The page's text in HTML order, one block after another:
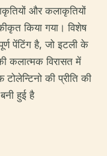
और कलाकृतियों
किया गया। विशेष
पेंटिंग है, जो इटली के
कलात्मक विरासत में
की प्रीति की
हुई है